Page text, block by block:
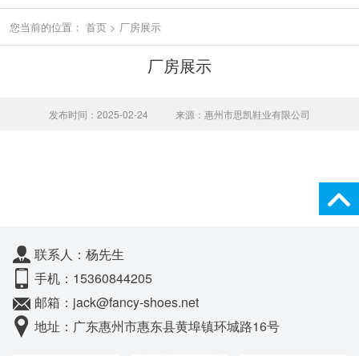
您当前的位置： 首页 > 厂房展示
厂房展示
发布时间：2025-02-24 来源：惠州市思凯鞋业有限公司
联系人：杨先生
手机：15360844205
邮箱：jack@fancy-shoes.net
地址：广东惠州市惠东县黄埠镇环城路16号